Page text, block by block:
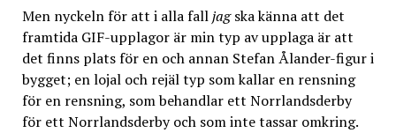
Men nyckeln för att i alla falljagska känna att det
framtida GIF-upplagor är min typ av upplaga är att
det finns plats för en och annan Stefan Ålander-figur i
bygget; en lojal och rejäl typ som kallar en rensning
för en rensning, som behandlar ett Norrlandsderby
för ett Norrlandsderby och som inte tassar omkring.